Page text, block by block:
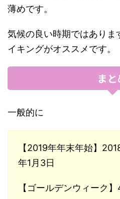
薄めです。
気候の良い時期ではありま
イキングがオススメです。
まと
一般的に
【2019年年末年始】
年1月3日
【ゴールデンウィーク